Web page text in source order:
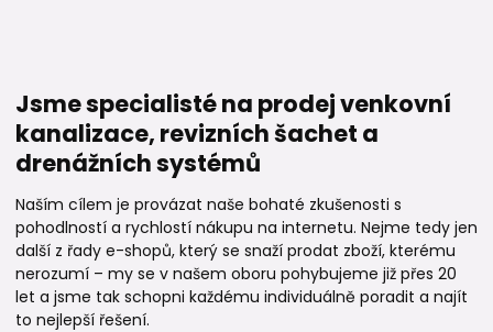
Jsme specialisté na prodej venkovní
kanalizace, revizních šachet a
drenážních systémů
Naším cílem je provázat naše bohaté zkušenosti s
pohodlností a rychlostí nákupu na internetu. Nejme tedy jen
další z řady e-shopů, který se snaží prodat zboží, kterému
nerozumí – my se v našem oboru pohybujeme již přes 20
let a jsme tak schopni každému individuálně poradit a najít
to nejlepší řešení.